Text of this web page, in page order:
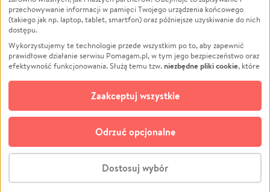
Stwórz zbiórkę - za darmo
Pożar
Ukraina
Pomoc Finansowa
Projekty
Pogrzeb
Społeczność lokalna
Kultura
Wichura
NGO
Edukacja
Podróż
Impreza
Ochrona środowiska
Biznes
© CROWDING SP. Z O.O.
przechowywanie informacji w pamięci Twojego urządzenia końcowego
(takiego jak np. laptop, tablet, smartfon) oraz późniejsze uzyskiwanie do nich
dostępu.
Wykorzystujemy te technologie przede wszystkim po to, aby zapewnić
prawidłowe działanie serwisu Pomagam.pl, w tym jego bezpieczeństwo oraz
efektywność funkcjonowania. Służą temu tzw.niezbędne pliki cookie, które
opcjonalnych plików cookie
technologii do celów analitycznych i retargetingowych. Możesz wyrazić
zgodę na ich stosowanie lub jej odmówić. W dowolnym momencie masz
możliwość zmiany swoich preferencji na stronie „Zarządzaj zgodami cookie”,
do której link znajdziesz w stopce serwisu Pomagam.pl. Opcjonalne pliki
cookie wykorzystywane są w następujących celach:
działanie serwisu Pomagam.pl. Dzięki nim możemy zrozumieć, jak
użytkownicy korzystają z naszego serwisu – skąd trafiają do serwisu, jak
Dostosuj wybór
Odrzuć opcjonalne
Zaakceptuj wszystkie